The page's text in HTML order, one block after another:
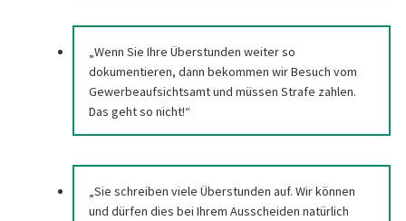
„Wenn Sie Ihre Überstunden weiter so
dokumentieren, dann bekommen wir Besuch vom
Gewerbeaufsichtsamt und müssen Strafe zahlen.
Das geht so nicht!“
„Sie schreiben viele Überstunden auf. Wir können
und dürfen dies bei Ihrem Ausscheiden natürlich